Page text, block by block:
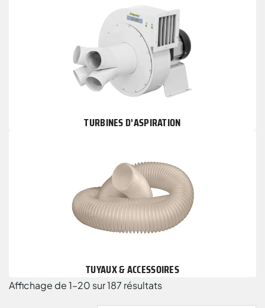
TURBINES D'ASPIRATION
TUYAUX & ACCESSOIRES
Affichage de 1–20 sur 187 résultats